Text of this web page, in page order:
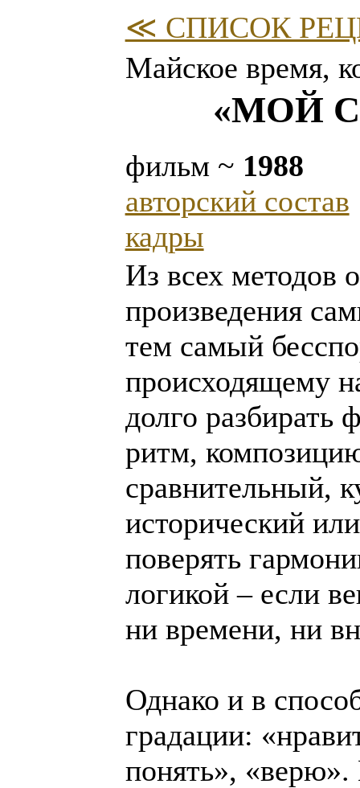
≪ СПИСОК
Майское время,
«МОЙ
фильм ~ 1988
авторский состав
кадры
Из всех методов
произведения
тем самый
происходящему
долго разбирать
ритм,
сравнительный,
исторический
поверять
логикой – если
ни времени, ни
Однако и в
градации:
понять»,